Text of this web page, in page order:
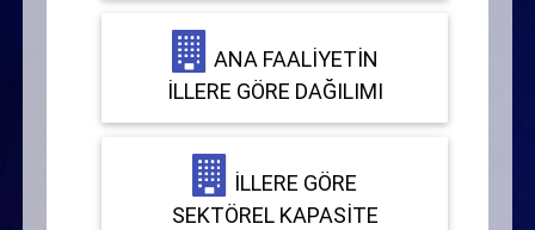
ANA FAALIYETIN
İLLERE GÖRE DAĞILIMI
İLLERE GÖRE
SEKTÖREL KAPASITE